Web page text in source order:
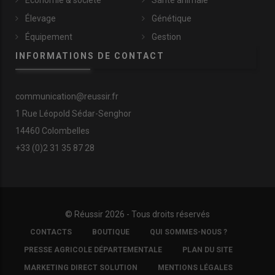
Élevage
Équipement
Génétique
Gestion
INFORMATIONS DE CONTACT
communication@reussir.fr
1 Rue Léopold Sédar-Senghor
14460 Colombelles
+33 (0)2 31 35 87 28
© Réussir 2026 - Tous droits réservés
FOOTER
COPYRIGHT
CONTACTS BOUTIQUE QUI SOMMES-NOUS ?
PRESSE AGRICOLE DÉPARTEMENTALE PLAN DU SITE
MARKETING DIRECT SOLUTION MENTIONS LÉGALES